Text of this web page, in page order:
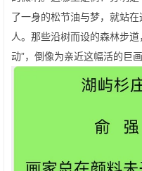
了一身的松节油与梦，就站
人。那些沿树而设的森林步道
动”，倒像为亲近这幅活的巨